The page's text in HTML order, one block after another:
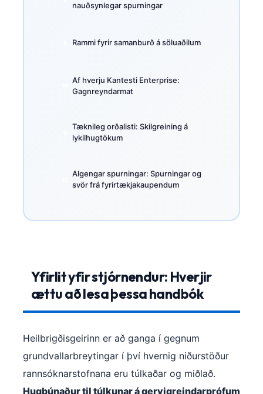
nauðsynlegar spurningar
Rammi fyrir samanburð á söluaðilum
Af hverju Kantesti Enterprise:
Gagnreyndarmat
Tæknileg orðalisti: Skilgreining á
lykilhugtökum
Algengar spurningar: Spurningar og
svör frá fyrirtækjakaupendum
Yfirlit yfir stjórnendur: Hverjir
ættu að lesa þessa handbók
Heilbrigðisgeirinn er að ganga í gegnum
grundvallarbreytingar í því hvernig niðurstöður
rannsóknarstofnana eru túlkaðar og miðlað.
Hugbúnaður til túlkunar á gervigreindarprófum